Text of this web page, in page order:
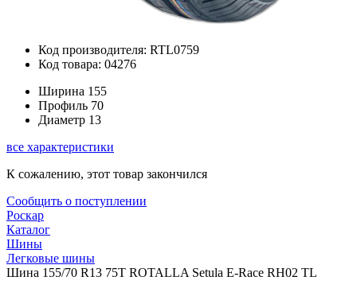
Код производителя: RTL0759
Код товара: 04276
Ширина 155
Профиль 70
Диаметр 13
все характеристики
К сожалению, этот товар закончился
Сообщить о поступлении
Роскар
Каталог
Шины
Легковые шины
Шина 155/70 R13 75T ROTALLA Setula E-Race RH02 TL